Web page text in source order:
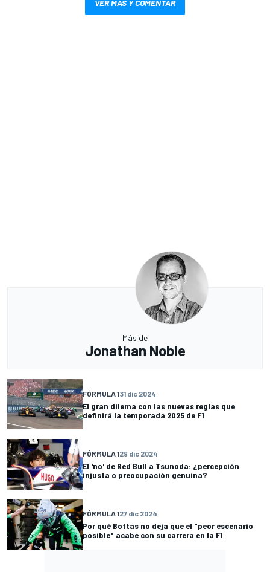
VER MÁS Y COMENTAR
Más de
Jonathan Noble
FÓRMULA 131 dic 2024
El gran dilema con las nuevas reglas que
definirá la temporada 2025 de F1
FÓRMULA 129 dic 2024
El 'no' de Red Bull a Tsunoda: ¿percepción
injusta o preocupación genuina?
FÓRMULA 127 dic 2024
Por qué Bottas no deja que el "peor escenario
posible" acabe con su carrera en la F1